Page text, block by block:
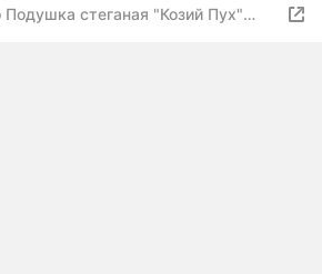
стеганая "Козий Пух"